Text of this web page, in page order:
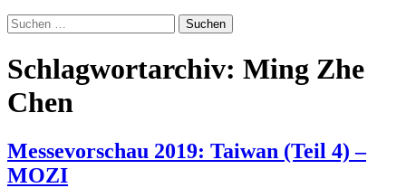
Suchen
nach:
Schlagwortarchiv: Ming Zhe
Chen
Messevorschau 2019: Taiwan (Teil 4) –
MOZI